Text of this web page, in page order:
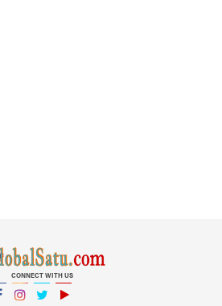
CONNECT WITH US